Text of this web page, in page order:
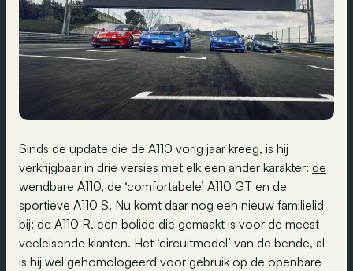
Sinds de update die de A110 vorig jaar kreeg, is hij
verkrijgbaar in drie versies met elk een ander karakter: de
wendbare A110, de ‘comfortabele’ A110 GT en de
sportieve A110 S. Nu komt daar nog een nieuw familielid
bij: de A110 R, een bolide die gemaakt is voor de meest
veeleisende klanten. Het ‘circuitmodel’ van de bende, al
is hij wel gehomologeerd voor gebruik op de openbare